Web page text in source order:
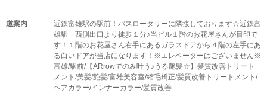
道案内
近鉄富雄駅の駅前！バスロータリーに隣接しております☆近鉄富
雄駅 西側出口より徒歩１分♪当ビル１階のお花屋さんが目印で
す！１階のお花屋さん右手にあるガラスドアから４階の左手にあ
る白いドアが当店になります！※エレベーターはございません※
富雄/駅前/【ARrowでのみ叶う♪うる艶髪☆】髪質改善トリート
メント/美髪/艶髪/富雄美容室/縮毛矯正/髪質改善トリートメント/
ヘアカラー/インナーカラー/髪質改善